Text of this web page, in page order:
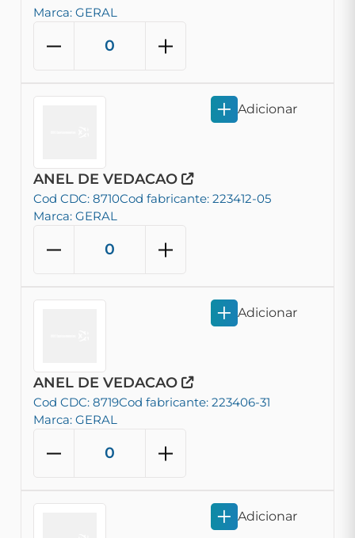
Marca: GERAL
ANEL DE VEDACAO
Cod CDC: 8710Cod fabricante: 223412-05
Marca: GERAL
Adicionar
ANEL DE VEDACAO
Cod CDC: 8719Cod fabricante: 223406-31
Marca: GERAL
Adicionar
Adicionar